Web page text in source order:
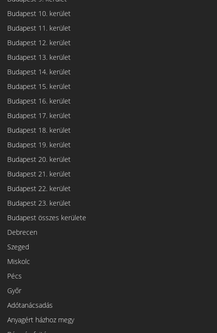
Budapest 10. kerület
Budapest 11. kerület
Budapest 12. kerület
Budapest 13. kerület
Budapest 14. kerület
Budapest 15. kerület
Budapest 16. kerület
Budapest 17. kerület
Budapest 18. kerület
Budapest 19. kerület
Budapest 20. kerület
Budapest 21. kerület
Budapest 22. kerület
Budapest 23. kerület
Budapest összes kerülete
Debrecen
Szeged
Miskolc
Pécs
Győr
Adótanácsadás
Anyagért házhoz megy